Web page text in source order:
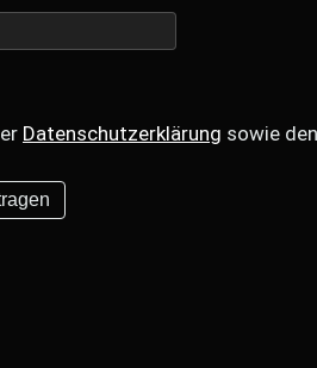
Datenschutzerklärung sowie den